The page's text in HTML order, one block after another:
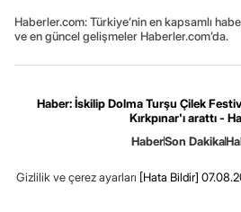
Haberler.com: Türkiye’nin en kapsamlı
ve en güncel gelişmeler Haberler.com’da.
Haber: İskilip Dolma Turşu Çilek
Kırkpınar'ı arattı -
HaberSon Dakika
Gizlilik ve çerez ayarları [Hata Bildir]